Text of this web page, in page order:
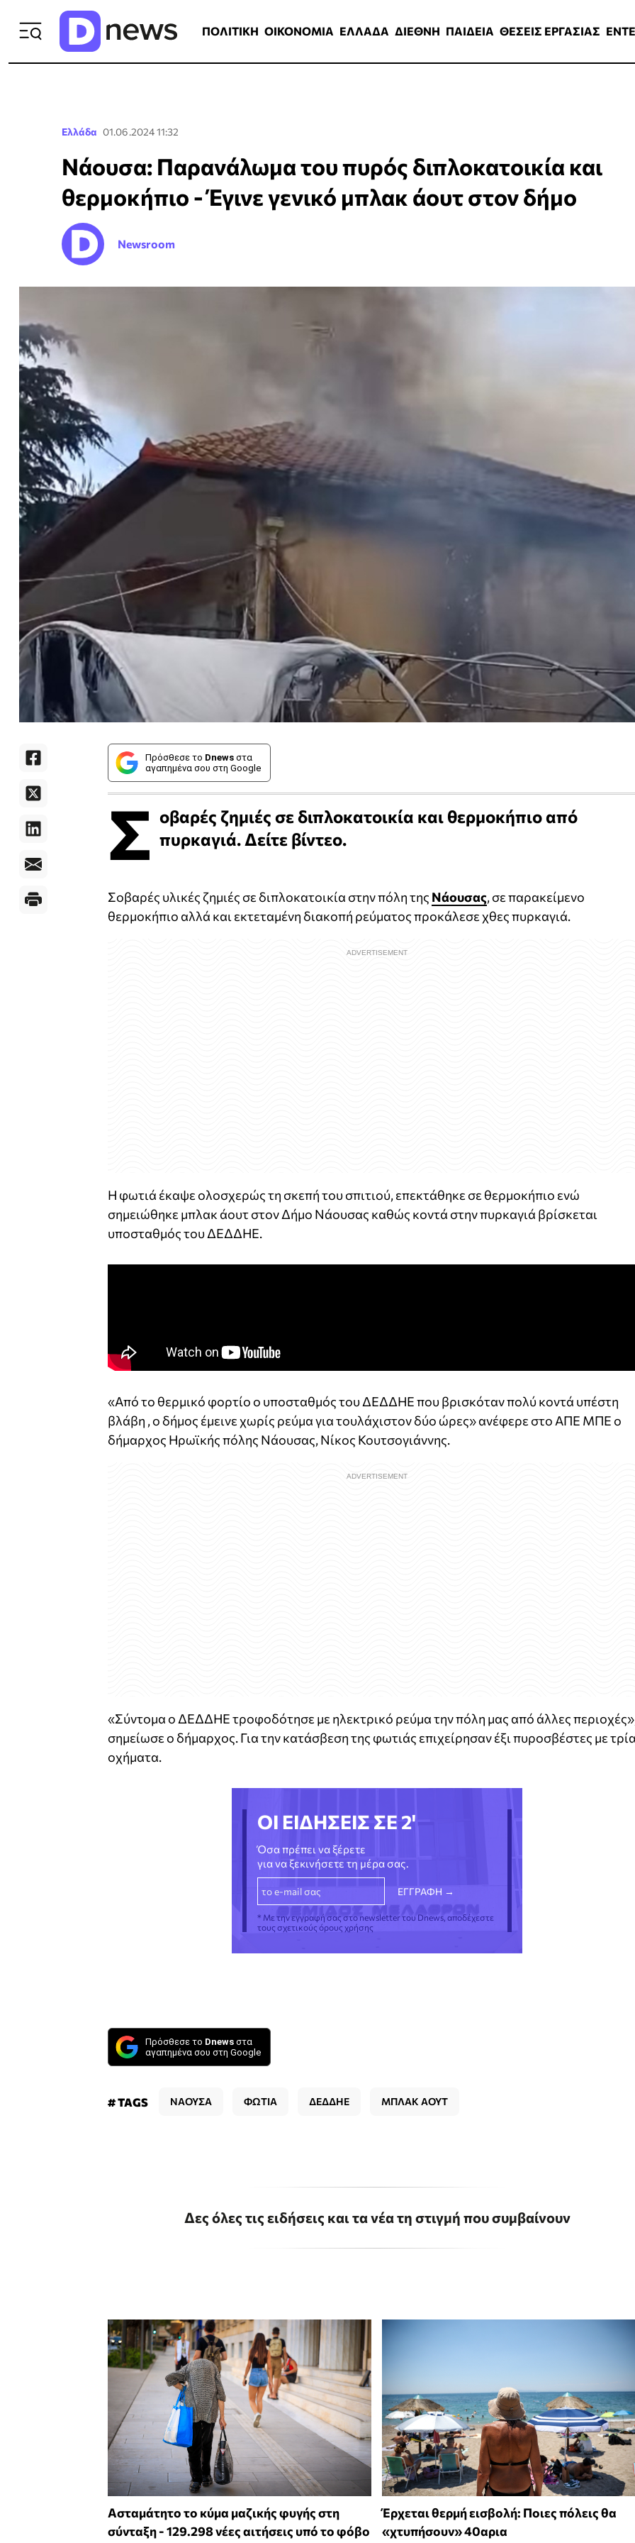
ΠΟΛΙΤΙΚΗ ΟΙΚΟΝΟΜΙΑ ΕΛΛΑΔΑ ΔΙΕΘΝΗ ΠΑΙΔΕΙΑ ΘΕΣΕΙΣ ΕΡΓΑΣΙΑΣ
Ελλάδα 01.06.2024 11:32
Νάουσα: Παρανάλωμα του πυρός διπλοκατοικία και
θερμοκήπιο - Έγινε γενικό μπλακ άουτ στον δήμο
Newsroom
Πρόσθεσε το Dnews στα
αγαπημένα σου στη Google
Σ οβαρές ζημιές σε διπλοκατοικία και θερμοκήπιο από
πυρκαγιά. Δείτε βίντεο.
Σοβαρές υλικές ζημιές σε διπλοκατοικία στην πόλη της Νάουσας, σε παρακείμενο
θερμοκήπιο αλλά και εκτεταμένη διακοπή ρεύματος προκάλεσε χθες πυρκαγιά.
Η φωτιά έκαψε ολοσχερώς τη σκεπή του σπιτιού, επεκτάθηκε σε θερμοκήπιο ενώ
σημειώθηκε μπλακ άουτ στον Δήμο Νάουσας καθώς κοντά στην πυρκαγιά βρίσκεται
υποσταθμός του ΔΕΔΔΗΕ.
«Από το θερμικό φορτίο ο υποσταθμός του ΔΕΔΔΗΕ που βρισκόταν πολύ κοντά υπέστη
βλάβη , ο δήμος έμεινε χωρίς ρεύμα για τουλάχιστον δύο ώρες» ανέφερε στο ΑΠΕ ΜΠΕ ο
δήμαρχος Ηρωϊκής πόλης Νάουσας, Νίκος Κουτσογιάννης.
«Σύντομα ο ΔΕΔΔΗΕ τροφοδότησε με ηλεκτρικό ρεύμα την πόλη μας από άλλες
σημείωσε ο δήμαρχος. Για την κατάσβεση της φωτιάς επιχείρησαν έξι πυροσβέστες με
οχήματα.
ΟΙ ΕΙΔΗΣΕΙΣ ΣΕ 2'
Όσα πρέπει να ξέρετε
για να ξεκινήσετε τη μέρα σας.
* Με την εγγραφή σας στο newsletter του Dnews, αποδέχεστε
τους σχετικούς όρους χρήσης
Πρόσθεσε το Dnews στα
αγαπημένα σου στη Google
# TAGS ΝΑΟΥΣΑ ΦΩΤΙΑ ΔΕΔΔΗΕ ΜΠΛΑΚ ΑΟΥΤ
Δες όλες τις ειδήσεις και τα νέα τη στιγμή που συμβαίνουν
Ασταμάτητο το κύμα μαζικής φυγής στη
σύνταξη - 129.298 νέες αιτήσεις υπό το φόβο
Έρχεται θερμή εισβολή: Ποιες πόλεις θα
«χτυπήσουν» 40αρια